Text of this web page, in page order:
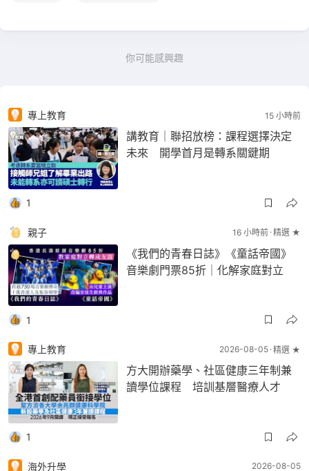
你可能感興趣
專上教育 15 小時前
講教育｜聯招放榜：課程選擇決定
未來 開學首月是轉系關鍵期
1
親子 16 小時前 精選 ★
《我們的青春日誌》《童話帝國》
音樂劇門票85折｜化解家庭對立
1
專上教育 2026-08-05 精選 ★
方大開辦藥學、社區健康三年制兼
讀學位課程 培訓基層醫療人才
1
海外升學 2026-08-05